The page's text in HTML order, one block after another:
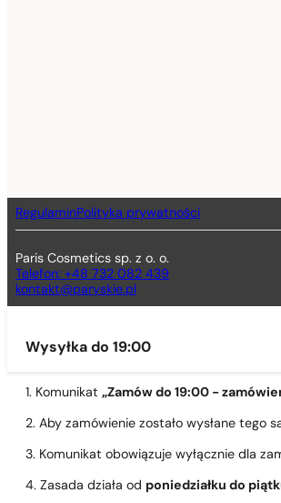
RegulaminPolityka prywatności
Paris Cosmetics sp. z o. o.
Telefon: +48 732 082 439
kontakt@paryskie.pl
Wysyłka do 19:00
1. Komunikat „Zamów do 19:00 -
2. Aby zamówienie zostało wysłane tego
3. Komunikat obowiązuje wyłącznie dla
4. Zasada działa od poniedziałku do